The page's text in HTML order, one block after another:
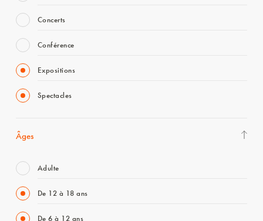
Concerts
Conférence
Expositions
Spectacles
Âges
Adulte
De 12 à 18 ans
De 6 à 12 ans